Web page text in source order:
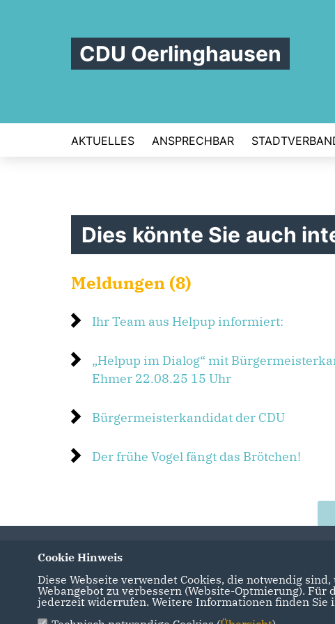
CDU Oerlinghausen
AKTUELLES ANSPRECHBAR
Dies könnte Sie auch
Meldungen (8)
Ihr Team aus Helpup informiert:
Helpup im Dialog“ mit
Ehmer 22.08.25 15 Uhr
Bürgermeisterkandidat der CDU
Der frühe Vogel fängt das Brötchen!
Cookie Hinweis
Diese Webseite verwendet Cookies, die notwendig
Webangebot zu verbessern (Website-Optmierung).
jederzeit widerrufen. Weitere Informationen finden Sie